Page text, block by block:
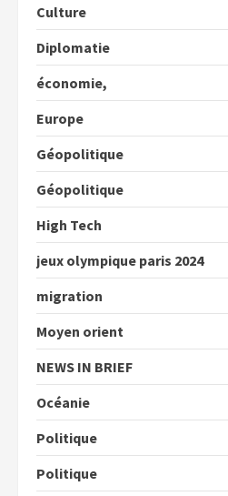
Culture
Diplomatie
économie,
Europe
Géopolitique
Géopolitique
High Tech
jeux olympique paris 2024
migration
Moyen orient
NEWS IN BRIEF
Océanie
Politique
Politique